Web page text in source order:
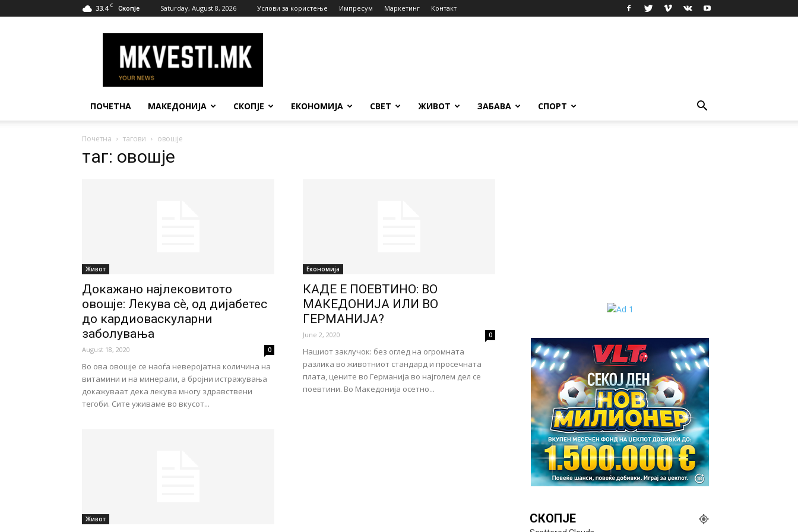
33.4 C Скопје Saturday, August 8, 2026 Услови за користење Импресум Маркетинг Контакт
Вести
ПОЧЕТНА МАКЕДОНИЈА СКОПЈЕ ЕКОНОМИЈА СВЕТ ЖИВОТ ЗАБАВА СПОРТ
Почетна тагови овошје
таг: овошје
Живот
Докажано најлековитото
овошје: Лекува сè, од дијабетес
до кардиоваскуларни
заболувања
August 18, 2020 0
Во ова овошје се наоѓа неверојатна количина на
витамини и на минерали, а бројни истражувања
докажуваат дека лекува многу здравствени
тегоби. Сите уживаме во вкусот...
Економија
КАДЕ Е ПОЕВТИНО: ВО
МАКЕДОНИЈА ИЛИ ВО
ГЕРМАНИЈА?
June 2, 2020 0
Нашиот заклучок: без оглед на огромната
разлика во животниот стандард и просечната
плата, цените во Германија во најголем дел се
поевтини. Во Македонија осетно...
Живот СКОПЈЕ